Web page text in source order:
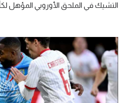
كويز في الجول
التشيك في الملحق الأوروبي المؤهل